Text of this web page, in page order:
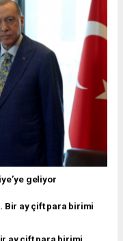
geliyor